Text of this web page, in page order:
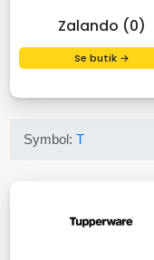
Zalando (0)
Se butik →
Symbol:T